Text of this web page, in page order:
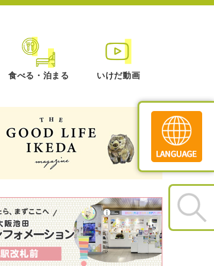
食べる・泊まる いけだ動画
Translate
»